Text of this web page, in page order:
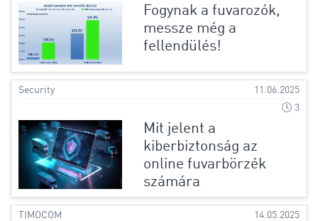
Fogynak a fuvarozók,
messze még a
fellendülés!
Security
11.06.2025
3
Mit jelent a
kiberbiztonság az
online fuvarbörzék
számára
TIMOCOM
14.05.2025